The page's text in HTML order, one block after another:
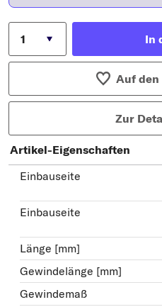
In
Auf
Zur
Artikel-Eigenschaften
Einbauseite
Einbauseite
Länge [mm]
Gewindelänge [mm]
Gewindemaß